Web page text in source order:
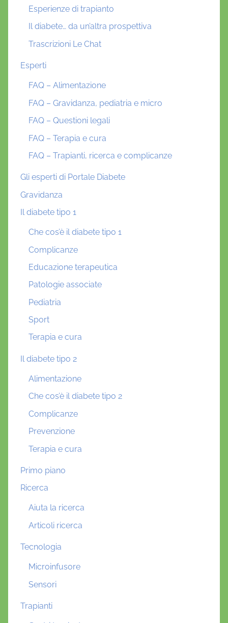
Esperienze di trapianto
Il diabete… da un’altra prospettiva
Trascrizioni Le Chat
Esperti
FAQ – Alimentazione
FAQ – Gravidanza, pediatria e micro
FAQ – Questioni legali
FAQ – Terapia e cura
FAQ – Trapianti, ricerca e complicanze
Gli esperti di Portale Diabete
Gravidanza
Il diabete tipo 1
Che cos’è il diabete tipo 1
Complicanze
Educazione terapeutica
Patologie associate
Pediatria
Sport
Terapia e cura
Il diabete tipo 2
Alimentazione
Che cos’è il diabete tipo 2
Complicanze
Prevenzione
Terapia e cura
Primo piano
Ricerca
Aiuta la ricerca
Articoli ricerca
Tecnologia
Microinfusore
Sensori
Trapianti